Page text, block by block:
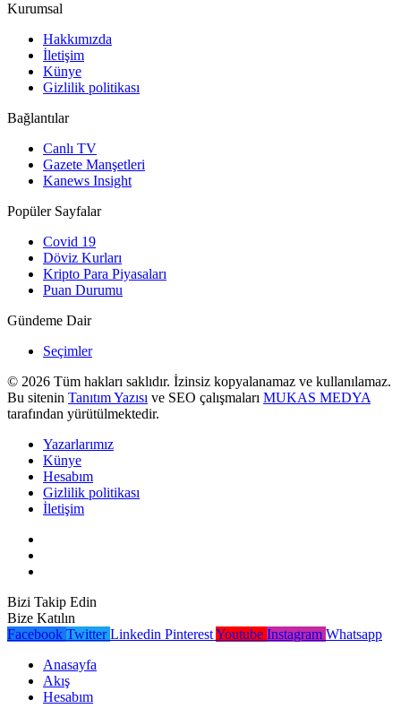
Kurumsal
Hakkımızda
İletişim
Künye
Gizlilik politikası
Bağlantılar
Canlı TV
Gazete Manşetleri
Kanews Insight
Popüler Sayfalar
Covid 19
Döviz Kurları
Kripto Para Piyasaları
Puan Durumu
Gündeme Dair
Seçimler
© 2026 Tüm hakları saklıdır. İzinsiz kopyalanamaz ve kullanılamaz.
Bu sitenin Tanıtım Yazısı ve SEO çalışmaları MUKAS MEDYA
tarafından yürütülmektedir.
Yazarlarımız
Künye
Hesabım
Gizlilik politikası
İletişim
Bizi Takip Edin
Bize Katılın
Facebook Twitter Linkedin PinterestYoutube Instagram Whatsapp
Anasayfa
Akış
Hesabım